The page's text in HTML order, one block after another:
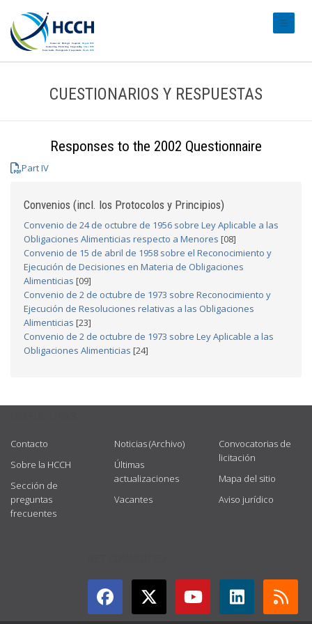
CUESTIONARIOS Y RESPUESTAS
Responses to the 2002 Questionnaire
Part IV
Convenios (incl. los Protocolos y Principios)
Convenio de 24 de octubre de 1956 sobre Ley Aplicable a las
Obligaciones Alimenticias respecto a Menores [08]
Convenio de 15 de abril de 1958 sobre el Reconocimiento y
Ejecución de Decisiones en Materia de Obligaciones
Alimenticias [09]
Convenio de 2 de octubre de 1973 sobre Reconocimiento y
Ejecución de Resoluciones relativas a las Obligaciones
Alimenticias [23]
Convenio de 2 de octubre de 1973 sobre Ley Aplicable a las
Obligaciones Alimenticias [24]
Contacto
Sobre la HCCH
Sección de
preguntas
frecuentes
Noticias (Archivo)
Últimas
actualizaciones
Vacantes
Convocatorias de
licitación
Mapa del sitio
Aviso jurídico